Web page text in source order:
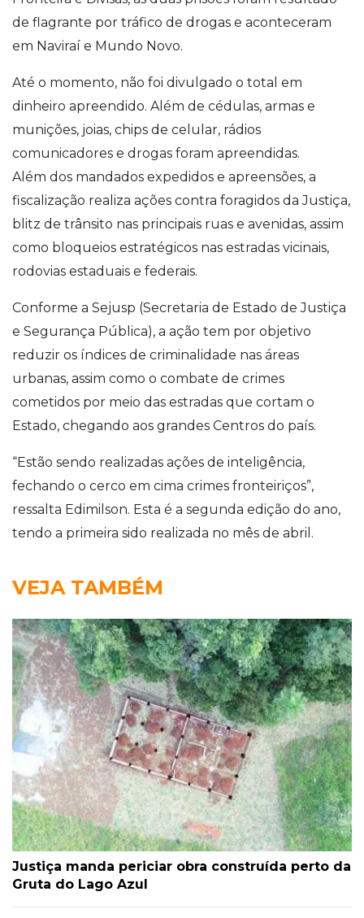
de flagrante por tráfico de drogas e aconteceram
em Naviraí e Mundo Novo.
Até o momento, não foi divulgado o total em
dinheiro apreendido. Além de cédulas, armas e
munições, joias, chips de celular, rádios
comunicadores e drogas foram apreendidas.
Além dos mandados expedidos e apreensões, a
fiscalização realiza ações contra foragidos da Justiça,
blitz de trânsito nas principais ruas e avenidas, assim
como bloqueios estratégicos nas estradas vicinais,
rodovias estaduais e federais.
Conforme a Sejusp (Secretaria de Estado de Justiça
e Segurança Pública), a ação tem por objetivo
reduzir os índices de criminalidade nas áreas
urbanas, assim como o combate de crimes
cometidos por meio das estradas que cortam o
Estado, chegando aos grandes Centros do país.
“Estão sendo realizadas ações de inteligência,
fechando o cerco em cima crimes fronteiriços”,
ressalta Edimilson. Esta é a segunda edição do ano,
tendo a primeira sido realizada no mês de abril.
VEJA TAMBÉM
Justiça manda periciar obra construída perto da
Gruta do Lago Azul